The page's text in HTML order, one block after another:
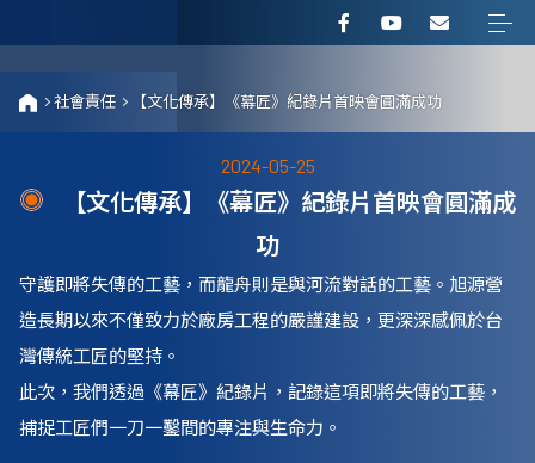
社會責任 【文化傳承】《幕匠》紀錄片首映會圓滿成功
2024-05-25
【文化傳承】《幕匠》紀錄片首映會圓滿成
功
守護即將失傳的工藝，而龍舟則是與河流對話的工藝。旭源營
造長期以來不僅致力於廠房工程的嚴謹建設，更深深感佩於台
灣傳統工匠的堅持。
此次，我們透過《幕匠》紀錄片，記錄這項即將失傳的工藝，
捕捉工匠們一刀一鑿間的專注與生命力。